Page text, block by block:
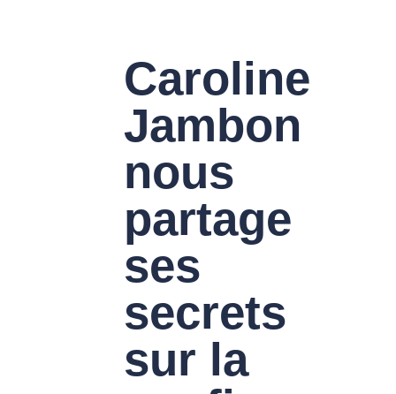
Caroline
Jambon
nous
partage
ses
secrets
sur la